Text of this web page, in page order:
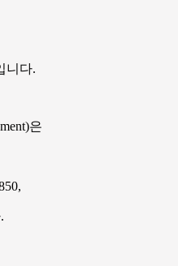
니다.
은